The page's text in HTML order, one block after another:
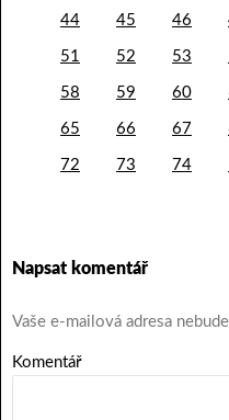
44 45 46
51 52 53
58 59 60
65 66 67
72 73 74
Napsat komentář
Vaše e-mailová adresa
Komentář